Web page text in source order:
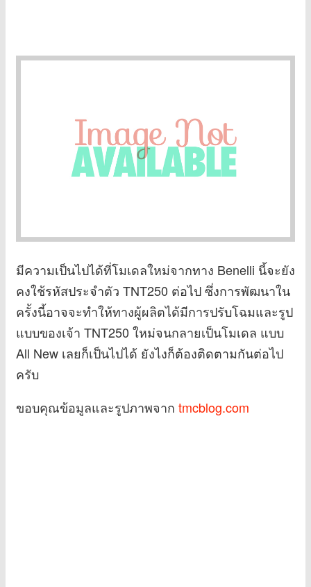
มีความเป็นไปได้ที่โมเดลใหม่จากทาง Benelli นี้จะยัง
คงใช้รหัสประจำตัว TNT250 ต่อไป ซึ่งการพัฒนาใน
ครั้งนี้อาจจะทำให้ทางผู้ผลิตได้มีการปรับโฉมและรูป
แบบของเจ้า TNT250 ใหม่จนกลายเป็นโมเดล แบบ
All New เลยก็เป็นไปได้ ยังไงก็ต้องติดตามกันต่อไป
ครับ
ขอบคุณข้อมูลและรูปภาพจาก tmcblog.com